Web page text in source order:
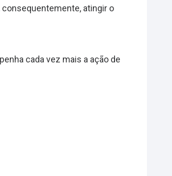
consequentemente, atingir o
cada vez mais a ação de